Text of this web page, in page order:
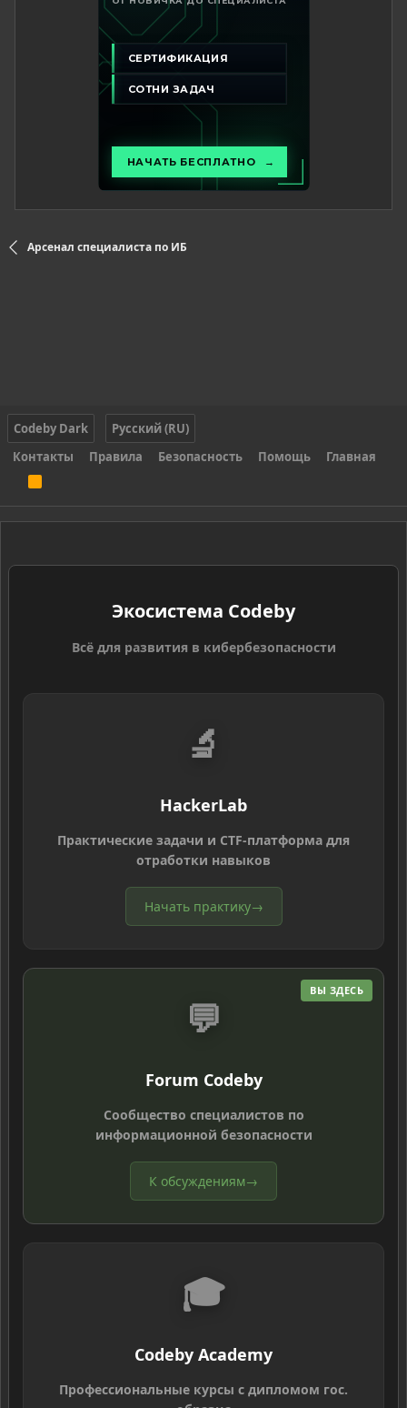
Арсенал специалиста по ИБ
Codeby Dark
Русский (RU)
Контакты
Правила Безопасность Помощь Главная
S
Экосистема Codeby
Всё для развития в кибербезопасности
🔬
HackerLab
Практические задачи и CTF-платформа для
отработки навыков
Начать практику→
ВЫ ЗДЕСЬ
💬
Forum Codeby
Сообщество специалистов по
информационной безопасности
К обсуждениям→
🎓
Codeby Academy
Профессиональные курсы с дипломом гос.